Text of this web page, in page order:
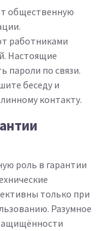
общественную
работниками
Настоящие
пароли по связи.
беседу и
контакту.
роль в гарантии
только при
Разумное